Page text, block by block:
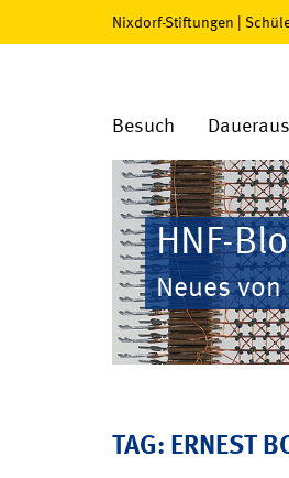
Nixdorf-Stiftungen |
Besuch
HNF-
Neues
TAG: ERNEST